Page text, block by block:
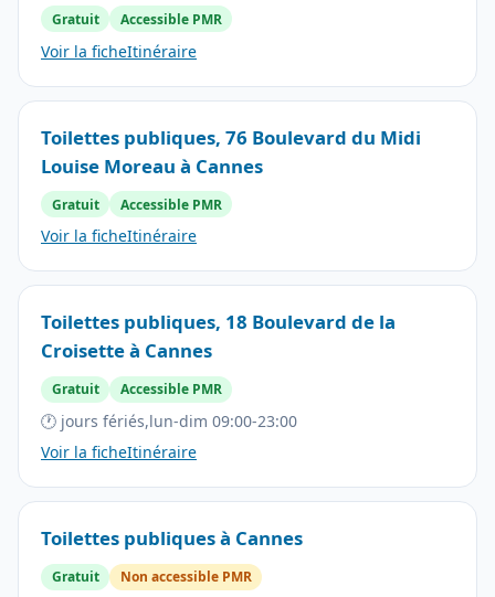
Gratuit Accessible PMR
Voir la ficheItinéraire
Toilettes publiques, 76 Boulevard du Midi
Louise Moreau à Cannes
Gratuit Accessible PMR
Voir la ficheItinéraire
Toilettes publiques, 18 Boulevard de la
Croisette à Cannes
Gratuit Accessible PMR
🕐 jours fériés,lun-dim 09:00-23:00
Voir la ficheItinéraire
Toilettes publiques à Cannes
Gratuit Non accessible PMR